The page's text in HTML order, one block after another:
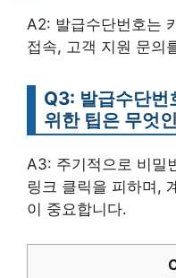
A2: 발급수단번호는
접속, 고객 지원 문의
Q3: 발급수단번
위한 팁은 무엇
A3: 주기적으로 비밀
링크 클릭을 피하며,
이 중요합니다.